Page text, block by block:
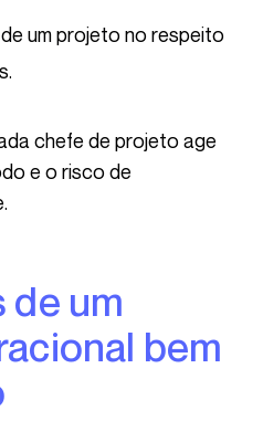
um projeto no respeito
e o risco de
bem